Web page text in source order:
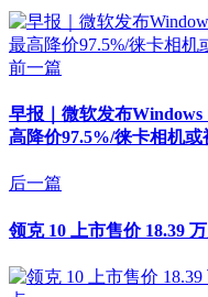
前一篇
早报｜微软发布Windows
高降价97.5%/徕卡相机
后一篇
领克 10 上市售价 18.39